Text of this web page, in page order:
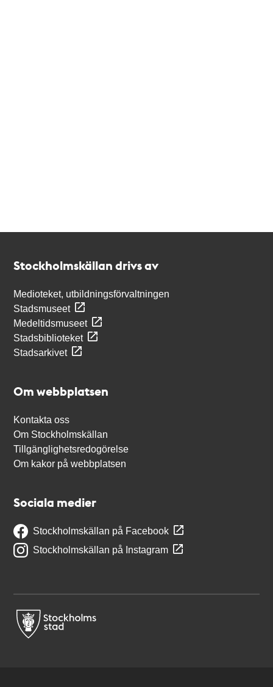
Stockholmskällan drivs av
Medioteket, utbildningsförvaltningen
Stadsmuseet
Medeltidsmuseet
Stadsbiblioteket
Stadsarkivet
Om webbplatsen
Kontakta oss
Om Stockholmskällan
Tillgänglighetsredogörelse
Om kakor på webbplatsen
Sociala medier
Stockholmskällan på Facebook
Stockholmskällan på Instagram